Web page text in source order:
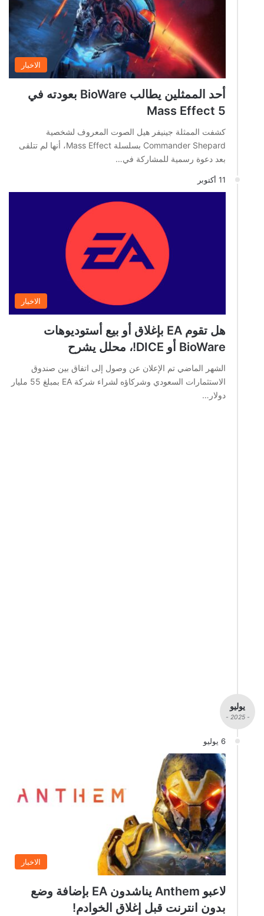
الاخبار
أحد الممثلين يطالب BioWare بعودته في
Mass Effect 5
كشفت الممثلة جينيفر هيل الصوت المعروف لشخصية
Commander Shepard بسلسلة Mass Effect، أنها لم تتلقى
بعد دعوة رسمية للمشاركة في…
11 أكتوبر
الاخبار
هل تقوم EA بإغلاق أو بيع أستوديوهات
BioWare أو DICE!، محلل يشرح
الشهر الماضي تم الإعلان عن وصول إلى اتفاق بين صندوق
الاستثمارات السعودي وشركاؤه لشراء شركة EA بمبلغ 55 مليار
دولار…
يوليو
- 2025 -
6 يوليو
الاخبار
لاعبو Anthem يناشدون EA بإضافة وضع
بدون انترنت قبل إغلاق الخوادم!